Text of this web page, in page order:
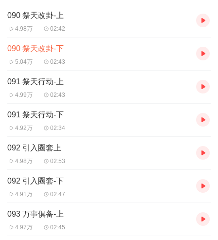
090 祭天改卦-上
4.98万 02:42
090 祭天改卦-下
5.04万 02:43
091 祭天行动-上
4.99万 02:43
091 祭天行动-下
4.92万 02:34
092 引入圈套上
4.98万 02:53
092 引入圈套-下
4.91万 02:47
093 万事俱备-上
4.97万 02:45